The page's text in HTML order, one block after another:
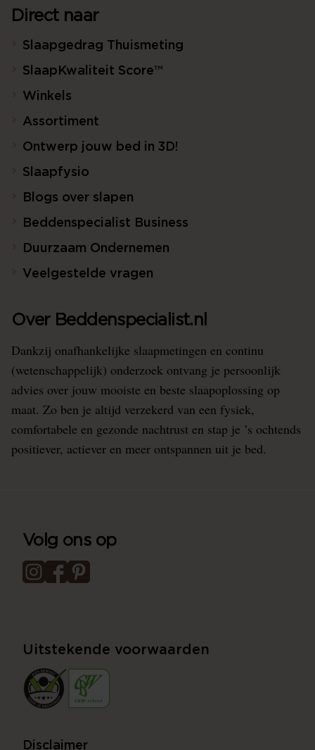
Direct naar
Slaapgedrag Thuismeting
SlaapKwaliteit Score™
Winkels
Assortiment
Ontwerp jouw bed in 3D!
Slaapfysio
Blogs over slapen
Beddenspecialist Business
Duurzaam Ondernemen
Veelgestelde vragen
Over Beddenspecialist.nl
Dankzij onafhankelijke slaapmetingen en continu
(wetenschappelijk) onderzoek ontvang je persoonlijk
advies over jouw mooiste en beste slaapoplossing op
maat. Zo ben je altijd verzekerd van een fysiek,
comfortabele en gezonde nachtrust en stap je ’s ochtends
positiever, actiever en meer ontspannen uit je bed.
Volg ons op
Uitstekende voorwaarden
Disclaimer